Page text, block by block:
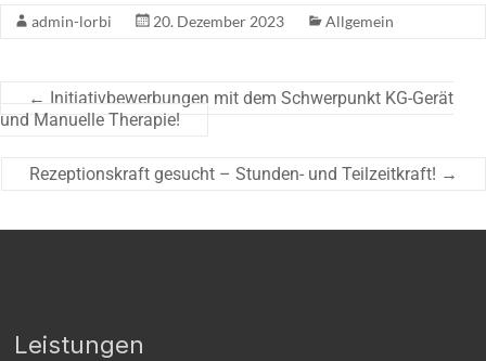
admin-lorbi 20. Dezember 2023 Allgemein
← Initiativbewerbungen mit dem Schwerpunkt KG-Gerät
und Manuelle Therapie!
Rezeptionskraft gesucht – Stunden- und Teilzeitkraft! →
Leistungen